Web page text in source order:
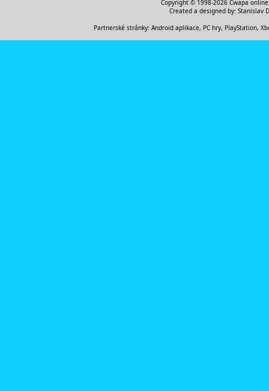
Copyright © 1998-2026 Cwapa
Created a designed by: Stanislav
Partnerské stránky: Android aplikace, PC hry, PlayStation,